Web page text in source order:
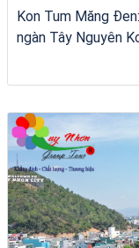
Kon Tum Măng
ngàn Tây Nguyên
chèo